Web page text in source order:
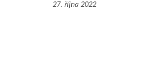
27. října 2022